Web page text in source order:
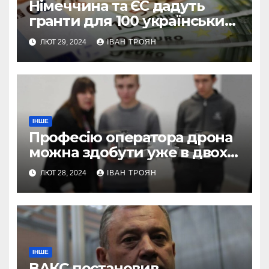
Німеччина та ЄС дадуть
гранти для 100 українських
підприємств
ЛЮТ 29, 2024 ІВАН ТРОЯН
ІНШЕ
Професію оператора дрона
можна здобути уже в двох
профтехах Львівщини
ЛЮТ 28, 2024 ІВАН ТРОЯН
ІНШЕ